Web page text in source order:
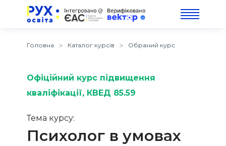
Головна Каталог курсів Обраний курс
Офіційний курс підвищення
кваліфікації, КВЕД 85.59
Тема курсу:
Психолог в умовах